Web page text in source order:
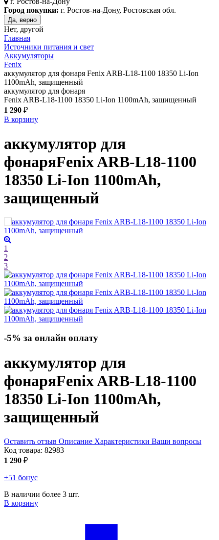
Город покупки: г. Ростов-на-Дону, Ростовская обл.
Да, верно
Нет, другой
Главная
Источники питания и свет
Аккумуляторы
Fenix
аккумулятор для фонаря Fenix ARB-L18-1100 18350 Li-Ion
1100mAh, защищенный
аккумулятор для фонаря
Fenix ARB-L18-1100 18350 Li-Ion 1100mAh, защищенный
1 290 ₽
В корзину
аккумулятор для
фонаряFenix ARB-L18-1100
18350 Li-Ion 1100mAh,
защищенный
1
2
3
-5% за онлайн оплату
аккумулятор для
фонаряFenix ARB-L18-1100
18350 Li-Ion 1100mAh,
защищенный
Оставить отзыв Описание Характеристики Ваши вопросы
Код товара: 82983
1 290 ₽
+51 бонус
В наличии более 3 шт.
В корзину